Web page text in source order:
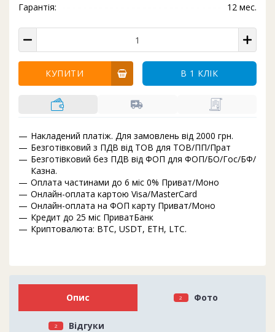
12 мес.
Гарантія:
КУПИТИ В 1 КЛІК
Накладений платіж. Для замовлень від 2000 грн.
Безготівковий з ПДВ від ТОВ для ТОВ/ПП/Прат
Безготівковий без ПДВ від ФОП для ФОП/БО/Гос/БФ/
Казна.
Оплата частинами до 6 міс 0% Приват/Моно
Онлайн-оплата картою Visa/MasterCard
Онлайн-оплата на ФОП карту Приват/Моно
Кредит до 25 міс ПриватБанк
Криптовалюта: BTC, USDT, ETH, LTC.
Опис 2 Фото
2 Відгуки